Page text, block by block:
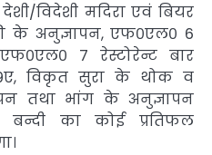
विदेशी मदिरा एवं बियर
के अनुज्ञापन, एफ०एल० 6
7 रेस्टोरेन्ट बार
विकृत सुरा के थोक व
तथा भांग के अनुज्ञापन
बन्दी का कोई प्रतिफल